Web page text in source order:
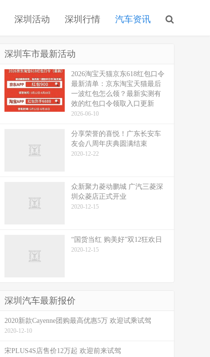
深圳活动 深圳行情 汽车资讯
深圳车市最新活动
2026淘宝天猫京东618红包口令
最新清单：京东淘宝天猫最后
一波红包怎么领？最新实测有
效的红包口令领取入口更新
2026-06-10
分享荣誉的喜悦！广东长安车
友会八周年庆典圆满结束
2020-12-22
众新聚力菱动鹏城 广汽三菱深
圳众菱店正式开业
2020-12-15
“国货当红 购美好”双12狂欢日
2020-12-15
深圳汽车最新报价
2020新款Cayenne团购最高优惠5万 欢迎试乘试驾
2020-12-10
宋PLUS4S店售价12万起 欢迎前来试驾